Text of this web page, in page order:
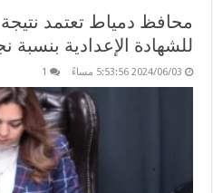
محافظ دمياط تعتمد
للشهادة الإعدادية بنسبة نجاح
2024/06/03 5:53:56 مساءً 1